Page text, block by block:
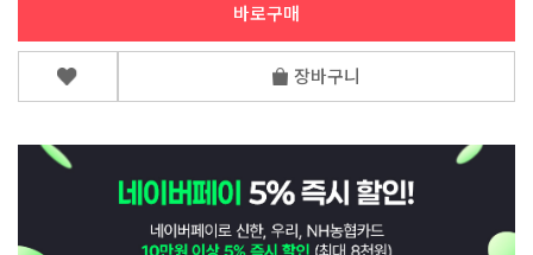
바로구매
장바구니